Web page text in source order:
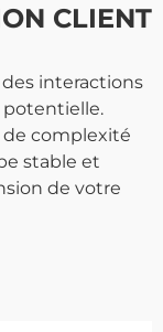
CLIENT
interactions
potentielle.
de complexité
stable et
de votre